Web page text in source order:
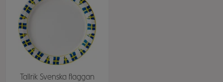
Tallrik Svenska flaggan